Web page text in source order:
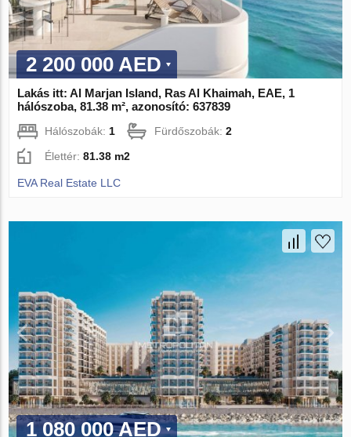
2 200 000 AED
Lakás itt: Al Marjan Island, Ras Al Khaimah, EAE, 1
hálószoba, 81.38 m², azonosító: 637839
Hálószobák: 1 Fürdőszobák:2
Élettér:81.38 m2
EVA Real Estate LLC
1 080 000 AED